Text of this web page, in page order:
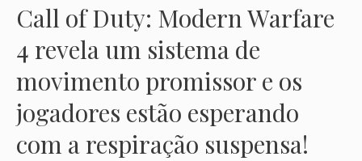
Call of Duty: Modern Warfare
4 revela um sistema de
movimento promissor e os
jogadores estão esperando
com a respiração suspensa!